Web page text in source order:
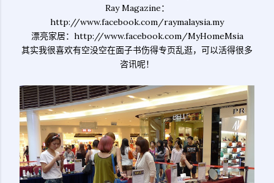
Ray Magazine：
http://www.facebook.com/raymalaysia.my
漂亮家居：http://www.facebook.com/MyHomeMsia
其实我很喜欢有空没空在面子书伤得专页乱逛，可以活得很多
咨讯呢！